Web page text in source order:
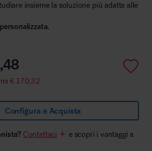
insieme la soluzione più adatta alle
€170,32
Configura e Acquista
Contattaci
e scopri i vantaggi a